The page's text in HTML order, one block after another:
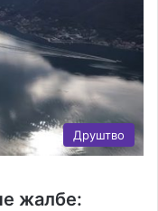
Друштво
жалбе: